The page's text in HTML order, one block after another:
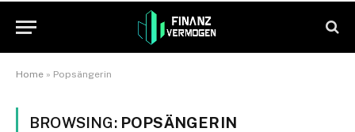
Home » Popsängerin
BROWSING: POPSÄNGERIN